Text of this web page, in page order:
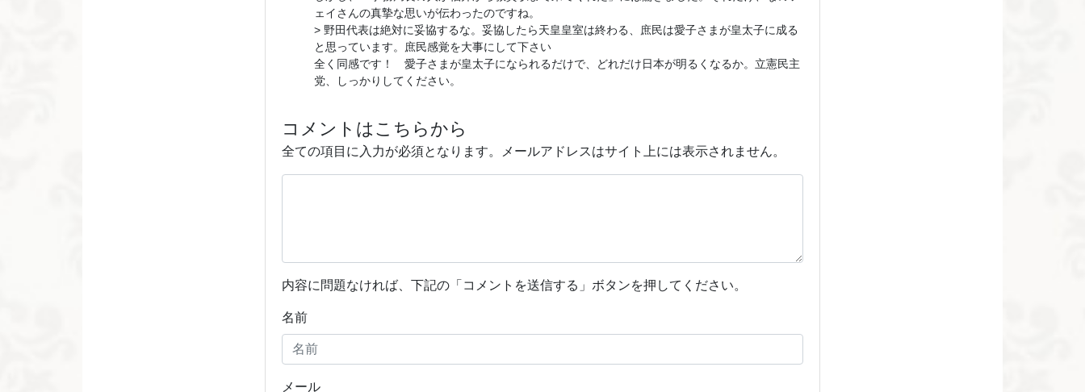
ェイさんの真摯な思いが伝わったのですね。
> 野田代表は絶対に妥協するな。妥協したら天皇皇室は終わる、庶民は愛子さまが皇太子に成る
と思っています。庶民感覚を大事にして下さい
全く同感です！ 愛子さまが皇太子になられるだけで、どれだけ日本が明るくなるか。立憲民主
党、しっかりしてください。
コメントはこちらから
全ての項目に入力が必須となります。メールアドレスはサイト上には表示されません。
内容に問題なければ、下記の「コメントを送信する」ボタンを押してください。
名前
メール